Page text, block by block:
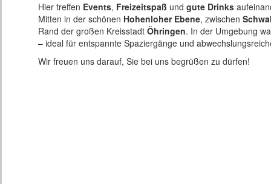
Hier treffen Events, Freizeitspaß und gute Drinks
Mitten in der schönen Hohenloher Ebene, zwischen
Rand der großen Kreisstadt Öhringen. In der Umgebung
– ideal für entspannte Spaziergänge und
Wir freuen uns darauf, Sie bei uns begrüßen zu dürfen!